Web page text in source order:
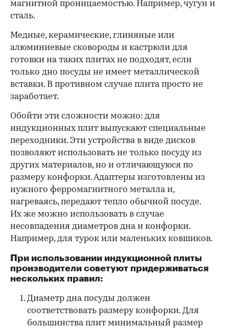
магнитной проницаемостью. Например, чугун и
сталь.
Медные, керамические, глиняные или
алюминиевые сковороды и кастрюли для
готовки на таких плитах не подходят, если
только дно посуды не имеет металлической
вставки. В противном случае плита просто не
заработает.
Обойти эти сложности можно: для
индукционных плит выпускают специальные
переходники. Эти устройства в виде дисков
позволяют использовать не только посуду из
других материалов, но и отличающуюся по
размеру конфорки. Адаптеры изготовлены из
нужного ферромагнитного металла и,
нагреваясь, передают тепло обычной посуде.
Их же можно использовать в случае
несовпадения диаметров дна и конфорки.
Например, для турок или маленьких ковшиков.
При использовании индукционной плиты
производители советуют придерживаться
нескольких правил:
Диаметр дна посуды должен
соответствовать размеру конфорки. Для
большинства плит минимальный размер